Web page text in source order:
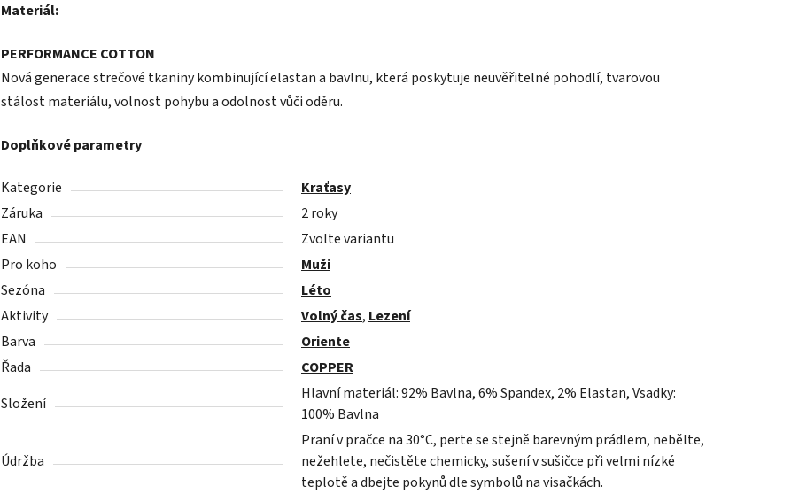
Materiál:
PERFORMANCE COTTON
Nová generace strečové tkaniny kombinující elastan a bavlnu, která poskytuje neuvěřitelné pohodlí, tvarovou
stálost materiálu, volnost pohybu a odolnost vůči oděru.
Doplňkové parametry
Kategorie
Kraťasy
Záruka
2 roky
EAN
Zvolte variantu
Pro koho
Muži
Sezóna
Léto
Aktivity
Volný čas, Lezení
Barva
Oriente
Řada
COPPER
Složení
Hlavní materiál: 92% Bavlna, 6% Spandex, 2% Elastan, Vsadky:
100% Bavlna
Údržba
Praní v pračce na 30°C, perte se stejně barevným prádlem, nebělte,
nežehlete, nečistěte chemicky, sušení v sušičce při velmi nízké
teplotě a dbejte pokynů dle symbolů na visačkách.